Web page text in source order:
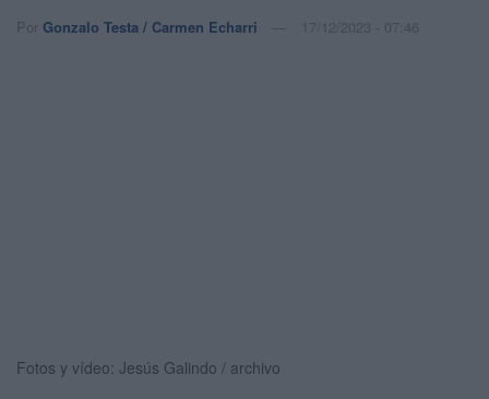
Por Gonzalo Testa / Carmen Echarri 17/12/2023 - 07:46
Fotos y vídeo: Jesús Galindo / archivo